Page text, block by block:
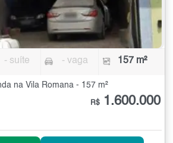
- suíte - vaga 157 m²
na Vila Romana - 157 m²
R$ 1.600.000